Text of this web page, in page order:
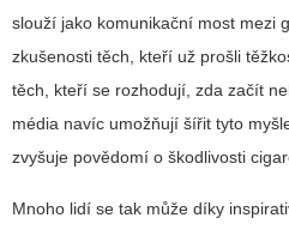
slouží jako komunikační most mezi
zkušenosti těch, kteří už prošli
těch, kteří se rozhodují, zda začít
média navíc umožňují šířit tyto
zvyšuje povědomí o škodlivosti
Mnoho lidí se tak může díky